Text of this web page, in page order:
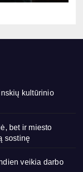
kultūrinio
bet ir miesto
sostinę
veikia darbo